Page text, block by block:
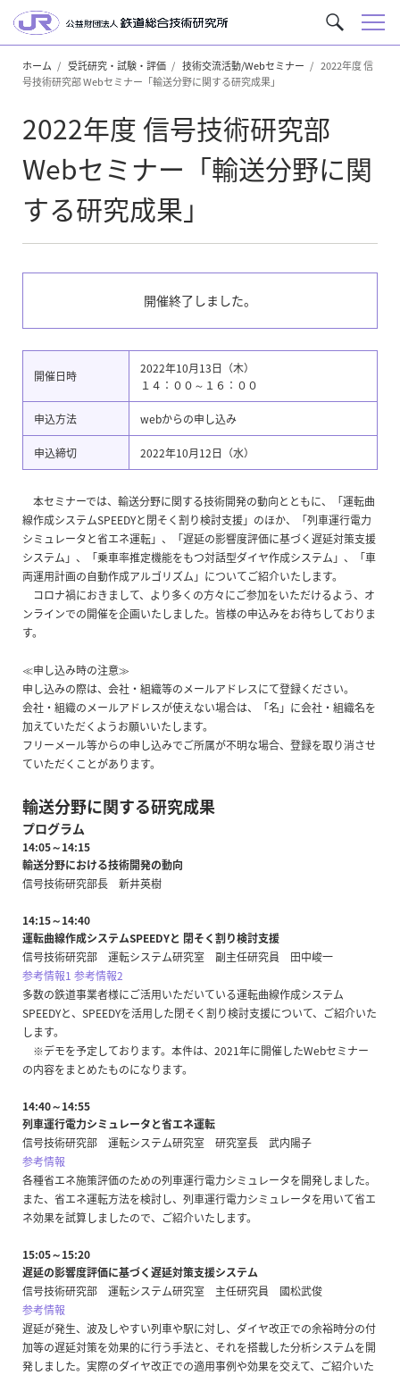
サ
イ
ト
検
索
メ
ホーム 受託研究・試験・評価 技術交流活動/Webセミナー
2022年度 信
号技術研究部 Webセミナー「輸送分野に関する研究成果」
2022年度 信号技術研究部
Webセミナー「輸送分野に関
する研究成果」
開催終了しました。
開催日時
2022年10月13日（木）
１４：００～１６：００
申込方法 webからの申し込み
申込締切 2022年10月12日（水）
本セミナーでは、輸送分野に関する技術開発の動向とともに、「運転曲
線作成システムSPEEDYと閉そく割り検討支援」のほか、「列車運行電力
シミュレータと省エネ運転」、「遅延の影響度評価に基づく遅延対策支援
システム」、「乗車率推定機能をもつ対話型ダイヤ作成システム」、「車
両運用計画の自動作成アルゴリズム」についてご紹介いたします。
コロナ禍におきまして、より多くの方々にご参加をいただけるよう、オ
ンラインでの開催を企画いたしました。皆様の申込みをお待ちしておりま
す。
≪申し込み時の注意≫
申し込みの際は、会社・組織等のメールアドレスにて登録ください。
会社・組織のメールアドレスが使えない場合は、「名」に会社・組織名を
加えていただくようお願いいたします。
フリーメール等からの申し込みでご所属が不明な場合、登録を取り消させ
ていただくことがあります。
輸送分野に関する研究成果
プログラム
14:05～14:15
輸送分野における技術開発の動向
信号技術研究部長 新井英樹
14:15～14:40
運転曲線作成システムSPEEDYと 閉そく割り検討支援
信号技術研究部 運転システム研究室 副主任研究員 田中峻一
参考情報1 参考情報2
多数の鉄道事業者様にご活用いただいている運転曲線作成システム
SPEEDYと、SPEEDYを活用した閉そく割り検討支援について、ご紹介いた
します。
※デモを予定しております。本件は、2021年に開催したWebセミナー
の内容をまとめたものになります。
14:40～14:55
列車運行電力シミュレータと省エネ運転
信号技術研究部 運転システム研究室 研究室長 武内陽子
参考情報
各種省エネ施策評価のための列車運行電力シミュレータを開発しました。
また、省エネ運転方法を検討し、列車運行電力シミュレータを用いて省エ
ネ効果を試算しましたので、ご紹介いたします。
15:05～15:20
遅延の影響度評価に基づく遅延対策支援システム
信号技術研究部 運転システム研究室 主任研究員 國松武俊
参考情報
遅延が発生、波及しやすい列車や駅に対し、ダイヤ改正での余裕時分の付
加等の遅延対策を効果的に行う手法と、それを搭載した分析システムを開
発しました。実際のダイヤ改正での適用事例や効果を交えて、ご紹介いた